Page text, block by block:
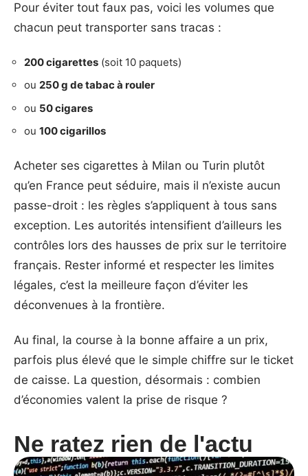
Pour éviter tout faux pas, voici les volumes que
chacun peut transporter sans tracas :
200 cigarettes (soit 10 paquets)
ou 250 g de tabac à rouler
ou 50 cigares
ou 100 cigarillos
Acheter ses cigarettes à Milan ou Turin plutôt
qu’en France peut séduire, mais il n’existe aucun
passe-droit : les règles s’appliquent à tous sans
exception. Les autorités intensifient d’ailleurs les
contrôles lors des hausses de prix sur le territoire
français. Rester informé et respecter les limites
légales, c’est la meilleure façon d’éviter les
déconvenues à la frontière.
Au final, la course à la bonne affaire a un prix,
parfois plus élevé que le simple chiffre sur le ticket
de caisse. La question, désormais : combien
d’économies valent la prise de risque ?
Ne ratez rien de l'actu